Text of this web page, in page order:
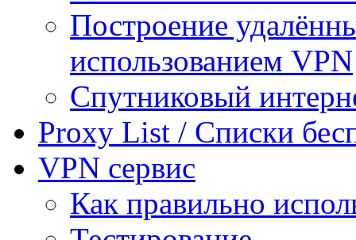
Построение
использованием VPN
Спутниковый
Proxy List / Списки
VPN сервис
Как правильно